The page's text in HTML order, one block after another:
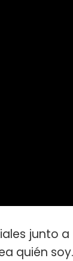
junto a
quién soy.